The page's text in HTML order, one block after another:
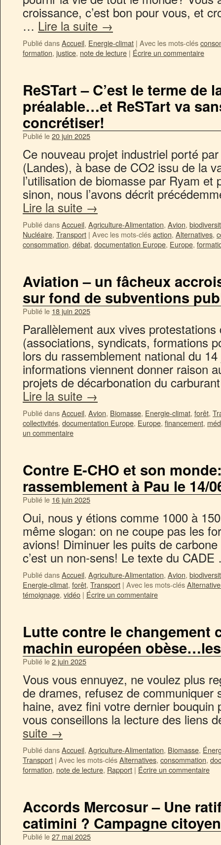
croissance, c’est bon pour vous, et
… Lire la suite →
Publié dansAccueil, Energie-climat | Avec les mots-clés
formation, justice, note de lecture | Écrire un commentaire
ReSTart – C’est le terme de
préalable…et ReSTart va
concrétiser!
Publié le20 juin 2025
Ce nouveau projet industriel porté
(Landes), à base de CO2 issu de la
l’utilisation de biomasse par Ryam et
sinon, nous l’avons décrit
Lire la suite →
Publié dansAccueil, Agriculture-Alimentation, Avion,
Nucléaire, Transport | Avec les mots-clésaction, Alternatives,
consommation, débat, documentation Europe, Europe,
Aviation – un fâcheux
sur fond de subventions
Publié le 18 juin 2025
Parallèlement aux vives
(associations, syndicats, formations
lors du rassemblement national du
informations viennent donner raison
projets de décarbonation du
Lire la suite →
Publié dansAccueil, Avion, Biomasse, Energie-climat, forêt,
collectivités, documentation Europe, Europe, financement,
un commentaire
Contre E-CHO et son
rassemblement à Pau le 14/
Publié le 16 juin 2025
Oui, nous y étions comme 1000 à
même slogan: on ne coupe pas les
avions! Diminuer les puits de
c’est un non-sens! Le texte du
Publié dansAccueil, Agriculture-Alimentation, Avion,
Energie-climat, forêt, Transport | Avec les mots-clés
témoignage, vidéo | Écrire un commentaire
Lutte contre le changement
machin européen
Publié le2 juin 2025
Vous vous ennuyez, ne voulez plus
de drames, refusez de communiquer
haine, avez fini votre dernier bouquin
vous conseillons la lecture des liens
suite →
Publié dansAccueil, Agriculture-Alimentation, Biomasse,
Transport | Avec les mots-clésAlternatives, consommation,
formation, note de lecture, Rapport | Écrire un commentaire
Accords Mercosur – Une
catimini ? Campagne
Publié le27 mai 2025